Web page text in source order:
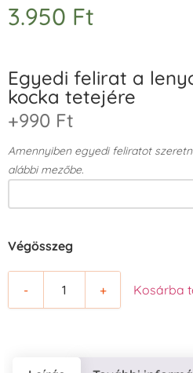
3.950 Ft
Egyedi felirat a
kocka tetejére
+990 Ft
Amennyiben egyedi feliratot
alábbi mezőbe.
Végösszeg
- + Kosárba